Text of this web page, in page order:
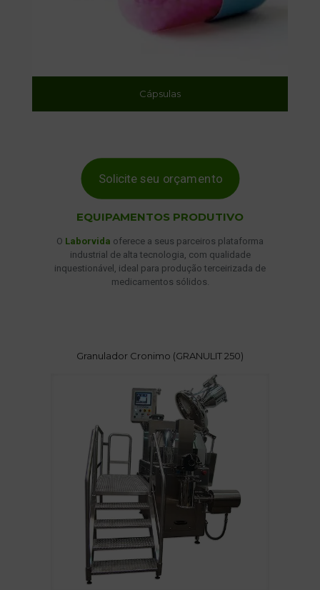
Cápsulas
Solicite seu orçamento
EQUIPAMENTOS PRODUTIVO
O Laborvida oferece a seus parceiros plataforma
industrial de alta tecnologia, com qualidade
inquestionável, ideal para produção terceirizada de
medicamentos sólidos.
Granulador Cronimo (GRANULIT 250)